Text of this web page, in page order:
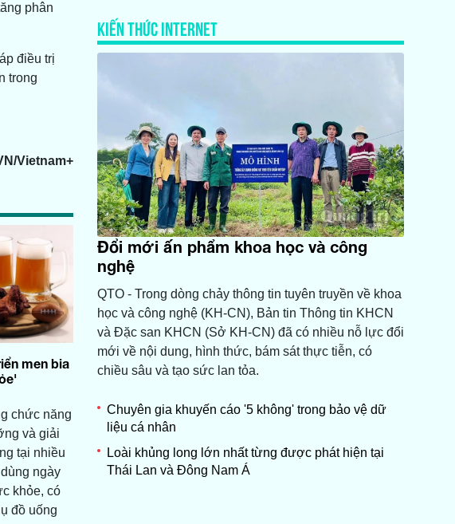
phân
điều trị
trong
Vietnam+
men bia
chức năng
và giải
tại nhiều
ngày
khỏe, có
đồ uống
KIẾN THỨC INTERNET
Đổi mới ấn phẩm khoa học và công
nghệ
QTO - Trong dòng chảy thông tin tuyên truyền về khoa
học và công nghệ (KH-CN), Bản tin Thông tin KHCN
và Đặc san KHCN (Sở KH-CN) đã có nhiều nỗ lực đổi
mới về nội dung, hình thức, bám sát thực tiễn, có
chiều sâu và tạo sức lan tỏa.
Chuyên gia khuyến cáo '5 không' trong bảo vệ dữ
liệu cá nhân
Loài khủng long lớn nhất từng được phát hiện tại
Thái Lan và Đông Nam Á